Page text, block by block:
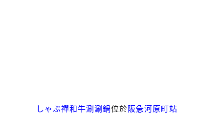
しゃぶ禪和牛涮涮鍋位於 阪急河原町站